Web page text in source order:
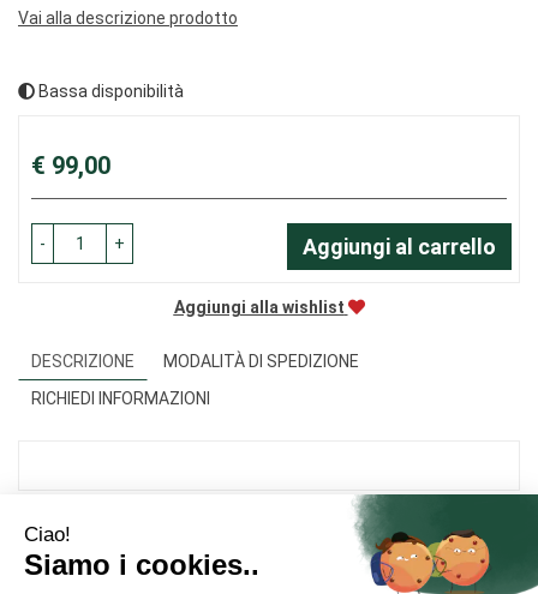
Vai alla descrizione prodotto
Bassa disponibilità
Prezzo
€ 99,00
- + Aggiungi al carrello
Aggiungi alla wishlist
DESCRIZIONE
MODALITÀ DI SPEDIZIONE
RICHIEDI INFORMAZIONI
Link Veloci